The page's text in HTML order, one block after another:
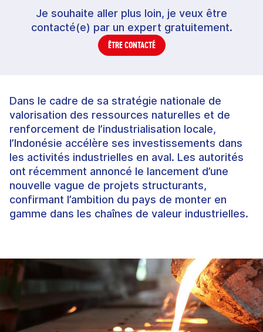
Je souhaite aller plus loin, je veux être
contacté(e) par un expert gratuitement.
ÊTRE CONTACTÉ
Dans le cadre de sa stratégie nationale de
valorisation des ressources naturelles et de
renforcement de l’industrialisation locale,
l’Indonésie accélère ses investissements dans
les activités industrielles en aval. Les autorités
ont récemment annoncé le lancement d’une
nouvelle vague de projets structurants,
confirmant l’ambition du pays de monter en
gamme dans les chaînes de valeur industrielles.